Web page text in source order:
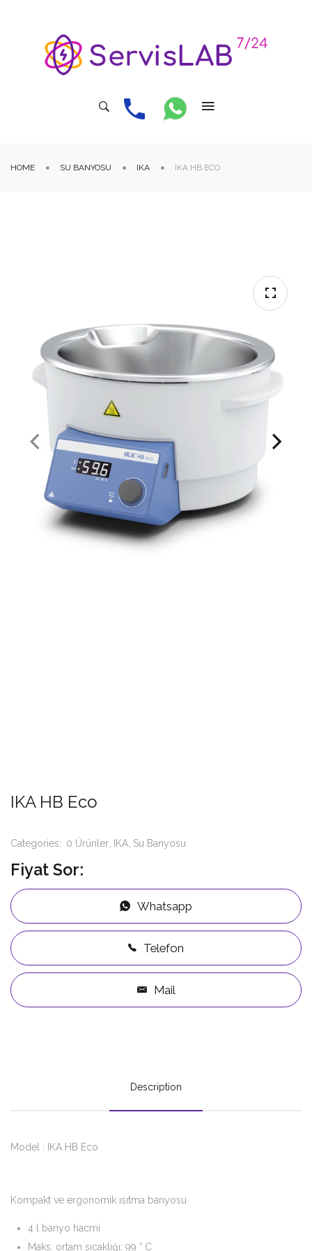
HOME SU BANYOSU IKA IKA HB ECO
IKA HB Eco
Categories: 0 Ürünler IKA Su Banyosu
Fiyat Sor:
Whatsapp
Telefon
Mail
Description
Model : IKA HB Eco
Kompakt ve ergonomik ısıtma banyosu
4 l banyo hacmi
Maks. ortam sıcaklığı: 99 ° C